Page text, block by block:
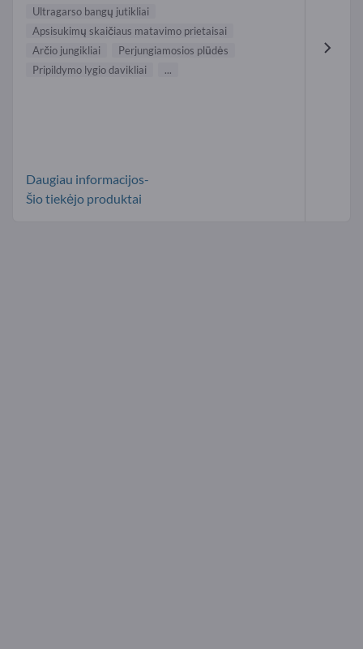
Ultragarso bangų jutikliai
Apsisukimų skaičiaus matavimo prietaisai
Arčio jungikliai
Perjungiamosios plūdės
Pripildymo lygio davikliai
...
Daugiau informacijos-
Šio tiekėjo produktai